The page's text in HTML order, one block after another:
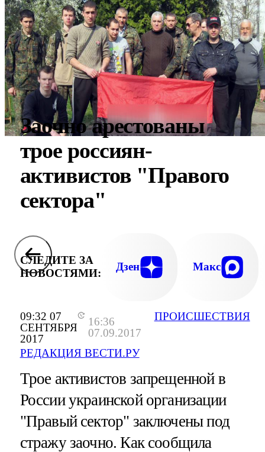
09:32 07
СЕНТЯБРЯ
2017
16:36
07.09.2017
РЕДАКЦИЯ ВЕСТИ.РУ
ПРОИСШЕСТВИЯ
Заочно арестованы
трое россиян-
активистов "Правого
сектора"
СЛЕДИТЕ ЗА
НОВОСТЯМИ:
Дзен Макс
Трое активистов запрещенной в
России украинской организации
"Правый сектор" заключены под
стражу заочно. Как сообщила